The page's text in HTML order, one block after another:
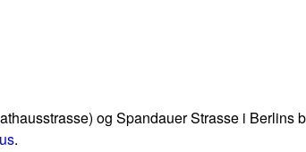
og Spandauer Strasse i Berlins
.